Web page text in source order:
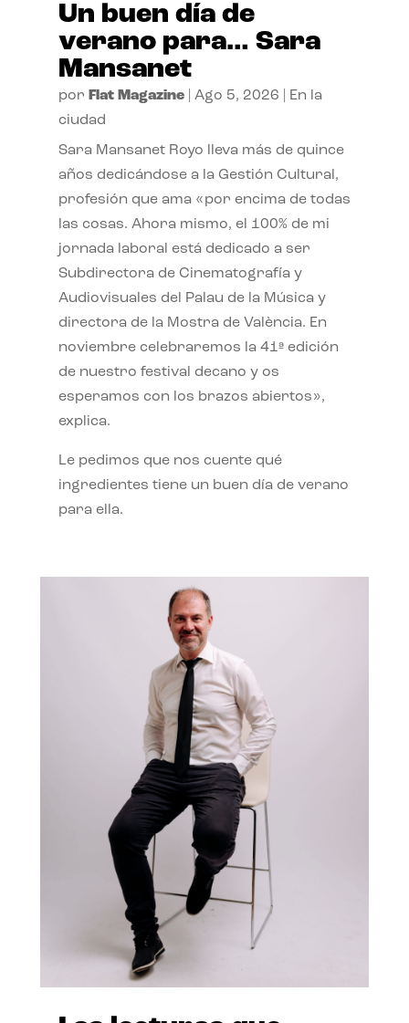
Un buen día de
verano para… Sara
Mansanet
por Flat Magazine| Ago 5, 2026
En la
ciudad
Sara Mansanet Royo lleva más de quince
años dedicándose a la Gestión Cultural,
profesión que ama «por encima de todas
las cosas. Ahora mismo, el 100% de mi
jornada laboral está dedicado a ser
Subdirectora de Cinematografía y
Audiovisuales del Palau de la Música y
directora de la Mostra de València. En
noviembre celebraremos la 41ª edición
de nuestro festival decano y os
esperamos con los brazos abiertos»,
explica.
Le pedimos que nos cuente qué
ingredientes tiene un buen día de verano
para ella.